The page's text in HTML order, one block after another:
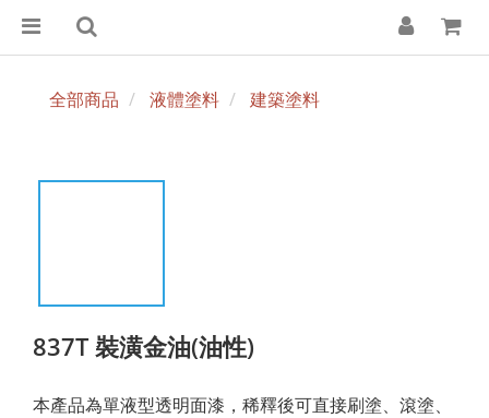
全部商品 液體塗料 建築塗料
837T 裝潢金油(油性)
本產品為單液型透明面漆，稀釋後可直接刷塗、滾塗、